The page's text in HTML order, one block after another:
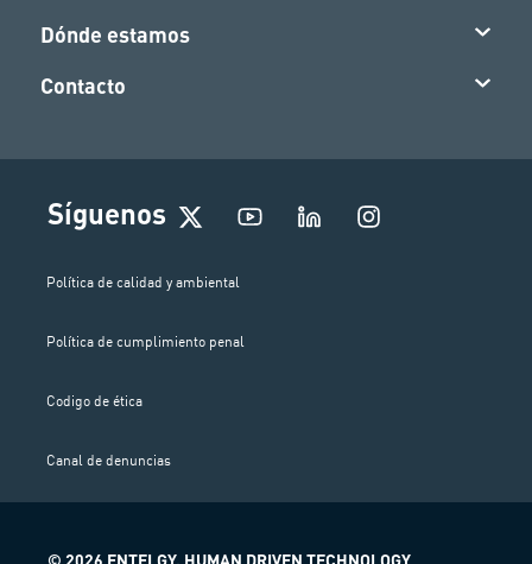
Dónde estamos
Contacto
Síguenos
I
n
Política de calidad y ambiental
Política de cumplimiento penal
Codigo de ética
Canal de denuncias
© 2026 ENTELGY. HUMAN DRIVEN TECHNOLOGY